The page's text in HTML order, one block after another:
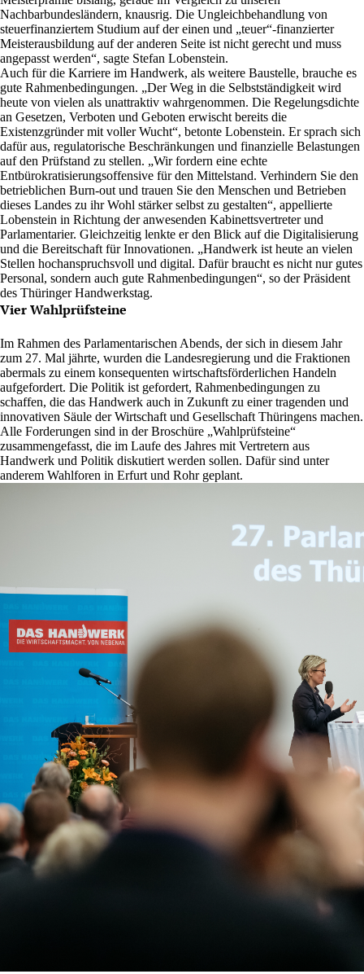
Nachbarbundesländern, knausrig. Die Ungleichbehandlung von
steuerfinanziertem Studium auf der einen und „teuer“-finanzierter
Meisterausbildung auf der anderen Seite ist nicht gerecht und muss
angepasst werden“, sagte Stefan Lobenstein.
Auch für die Karriere im Handwerk, als weitere Baustelle, brauche es
gute Rahmenbedingungen. „Der Weg in die Selbstständigkeit wird
heute von vielen als unattraktiv wahrgenommen. Die Regelungsdichte
an Gesetzen, Verboten und Geboten erwischt bereits die
Existenzgründer mit voller Wucht“, betonte Lobenstein. Er sprach sich
dafür aus, regulatorische Beschränkungen und finanzielle Belastungen
auf den Prüfstand zu stellen. „Wir fordern eine echte
Entbürokratisierungsoffensive für den Mittelstand. Verhindern Sie den
betrieblichen Burn-out und trauen Sie den Menschen und Betrieben
dieses Landes zu ihr Wohl stärker selbst zu gestalten“, appellierte
Lobenstein in Richtung der anwesenden Kabinettsvertreter und
Parlamentarier. Gleichzeitig lenkte er den Blick auf die Digitalisierung
und die Bereitschaft für Innovationen. „Handwerk ist heute an vielen
Stellen hochanspruchsvoll und digital. Dafür braucht es nicht nur gutes
Personal, sondern auch gute Rahmenbedingungen“, so der Präsident
des Thüringer Handwerkstag.
Vier Wahlprüfsteine
Im Rahmen des Parlamentarischen Abends, der sich in diesem Jahr
zum 27. Mal jährte, wurden die Landesregierung und die Fraktionen
abermals zu einem konsequenten wirtschaftsförderlichen Handeln
aufgefordert. Die Politik ist gefordert, Rahmenbedingungen zu
schaffen, die das Handwerk auch in Zukunft zu einer tragenden und
innovativen Säule der Wirtschaft und Gesellschaft Thüringens machen.
Alle Forderungen sind in der Broschüre „Wahlprüfsteine“
zusammengefasst, die im Laufe des Jahres mit Vertretern aus
Handwerk und Politik diskutiert werden sollen. Dafür sind unter
anderem Wahlforen in Erfurt und Rohr geplant.